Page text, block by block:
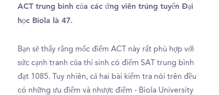
ACT trung bình của các ứng viên trúng tuyển Đại
học Biola là 47.
Bạn sẽ thấy rằng mốc điểm ACT này rất phù hợp với
sức cạnh tranh của thí sinh có điểm SAT trung bình
đạt 1085. Tuy nhiên, cả hai bài kiểm tra nói trên đều
có những ưu điểm và nhược điểm - Biola University